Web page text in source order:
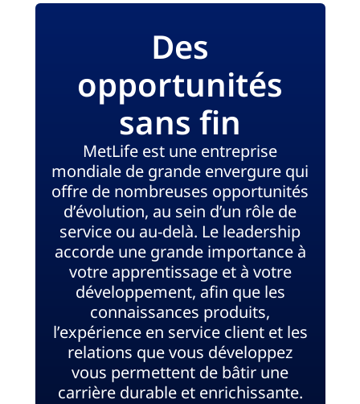
Des
opportunités
sans fin
MetLife est une entreprise
mondiale de grande envergure qui
offre de nombreuses opportunités
d’évolution, au sein d’un rôle de
service ou au‑delà. Le leadership
accorde une grande importance à
votre apprentissage et à votre
développement, afin que les
connaissances produits,
l’expérience en service client et les
relations que vous développez
vous permettent de bâtir une
carrière durable et enrichissante.